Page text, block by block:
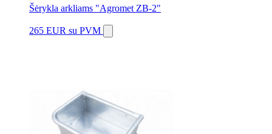
Šėrykla arkliams "Agromet ZB-2"
265 EUR su PVM